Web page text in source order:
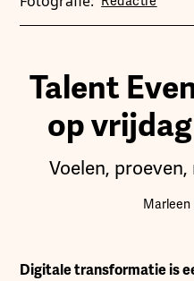
Talent
op
Voelen,
Marleen
Digitale transformatie is